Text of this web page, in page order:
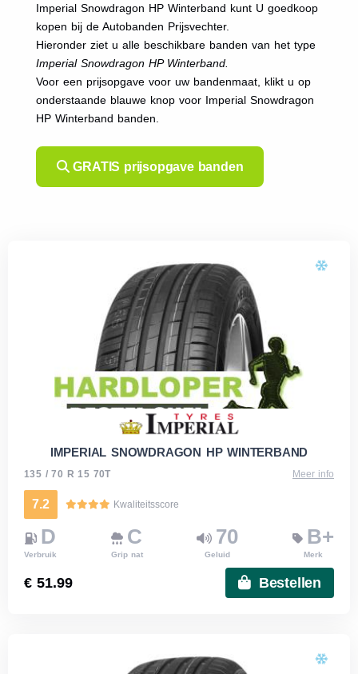
Imperial Snowdragon HP Winterband kunt U goedkoop
kopen bij de Autobanden Prijsvechter.
Hieronder ziet u alle beschikbare banden van het type
Imperial Snowdragon HP Winterband.
Voor een prijsopgave voor uw bandenmaat, klikt u op
onderstaande blauwe knop voor Imperial Snowdragon
HP Winterband banden.
GRATIS prijsopgave banden
IMPERIAL SNOWDRAGON HP WINTERBAND
135 / 70 R 15 70T Meer info
7.2 Kwaliteitsscore
D
Verbruik
C
Grip nat
70
Geluid
B+
Merk
€ 51.99 Bestellen